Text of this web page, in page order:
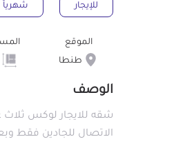
للإيجار شهرياً
الموقع
طنطا
الوصف
شقه للايجار لوكس
الاتصال للجادين فقط وبعد